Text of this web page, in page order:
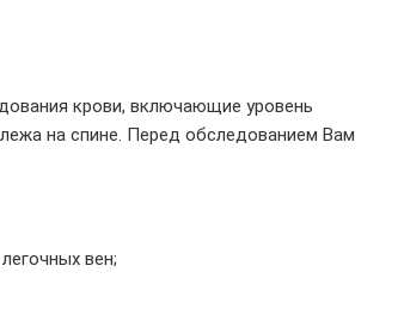
крови, включающие уровень
на спине. Перед обследованием Вам
вен;